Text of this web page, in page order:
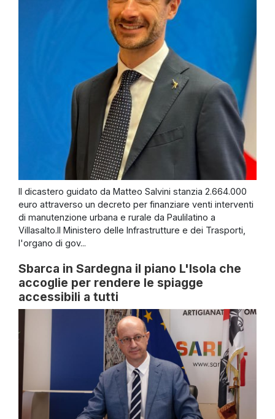
Il dicastero guidato da Matteo Salvini stanzia 2.664.000
euro attraverso un decreto per finanziare venti interventi
di manutenzione urbana e rurale da Paulilatino a
Villasalto.Il Ministero delle Infrastrutture e dei Trasporti,
l'organo di gov...
Sbarca in Sardegna il piano L'Isola che
accoglie per rendere le spiagge
accessibili a tutti